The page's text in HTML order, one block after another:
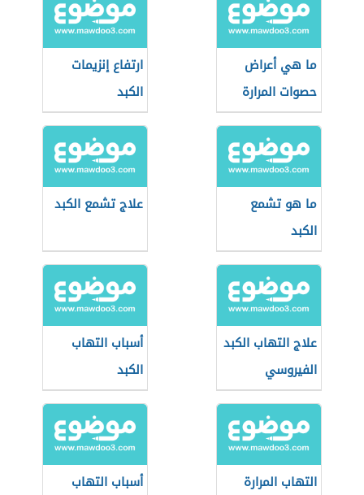
ما هي أعراض
حصوات المرارة
ارتفاع إنزيمات
الكبد
ما هو تشمع
الكبد
علاج تشمع الكبد
علاج التهاب الكبد
الفيروسي
أسباب التهاب
الكبد
التهاب المرارة
أسباب التهاب